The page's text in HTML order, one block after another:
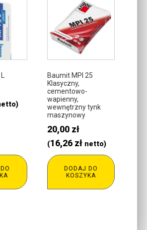
Baumit MPI 25
Klasyczny,
cementowo-
wapienny,
wewnętrzny tynk
maszynowy
20,00 zł
(16,26 złnetto)
DODAJ DO
KOSZYKA